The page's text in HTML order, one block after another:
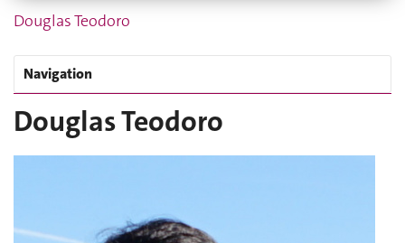
Douglas Teodoro
Navigation
Douglas Teodoro